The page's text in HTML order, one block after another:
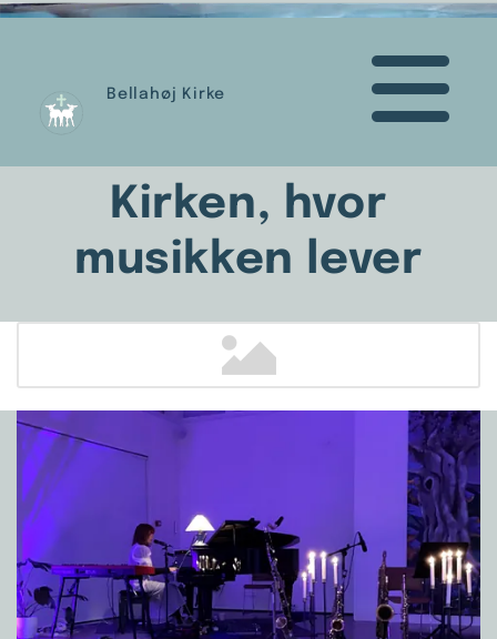
Bellahøj Kirke
Kirken, hvor
musikken lever